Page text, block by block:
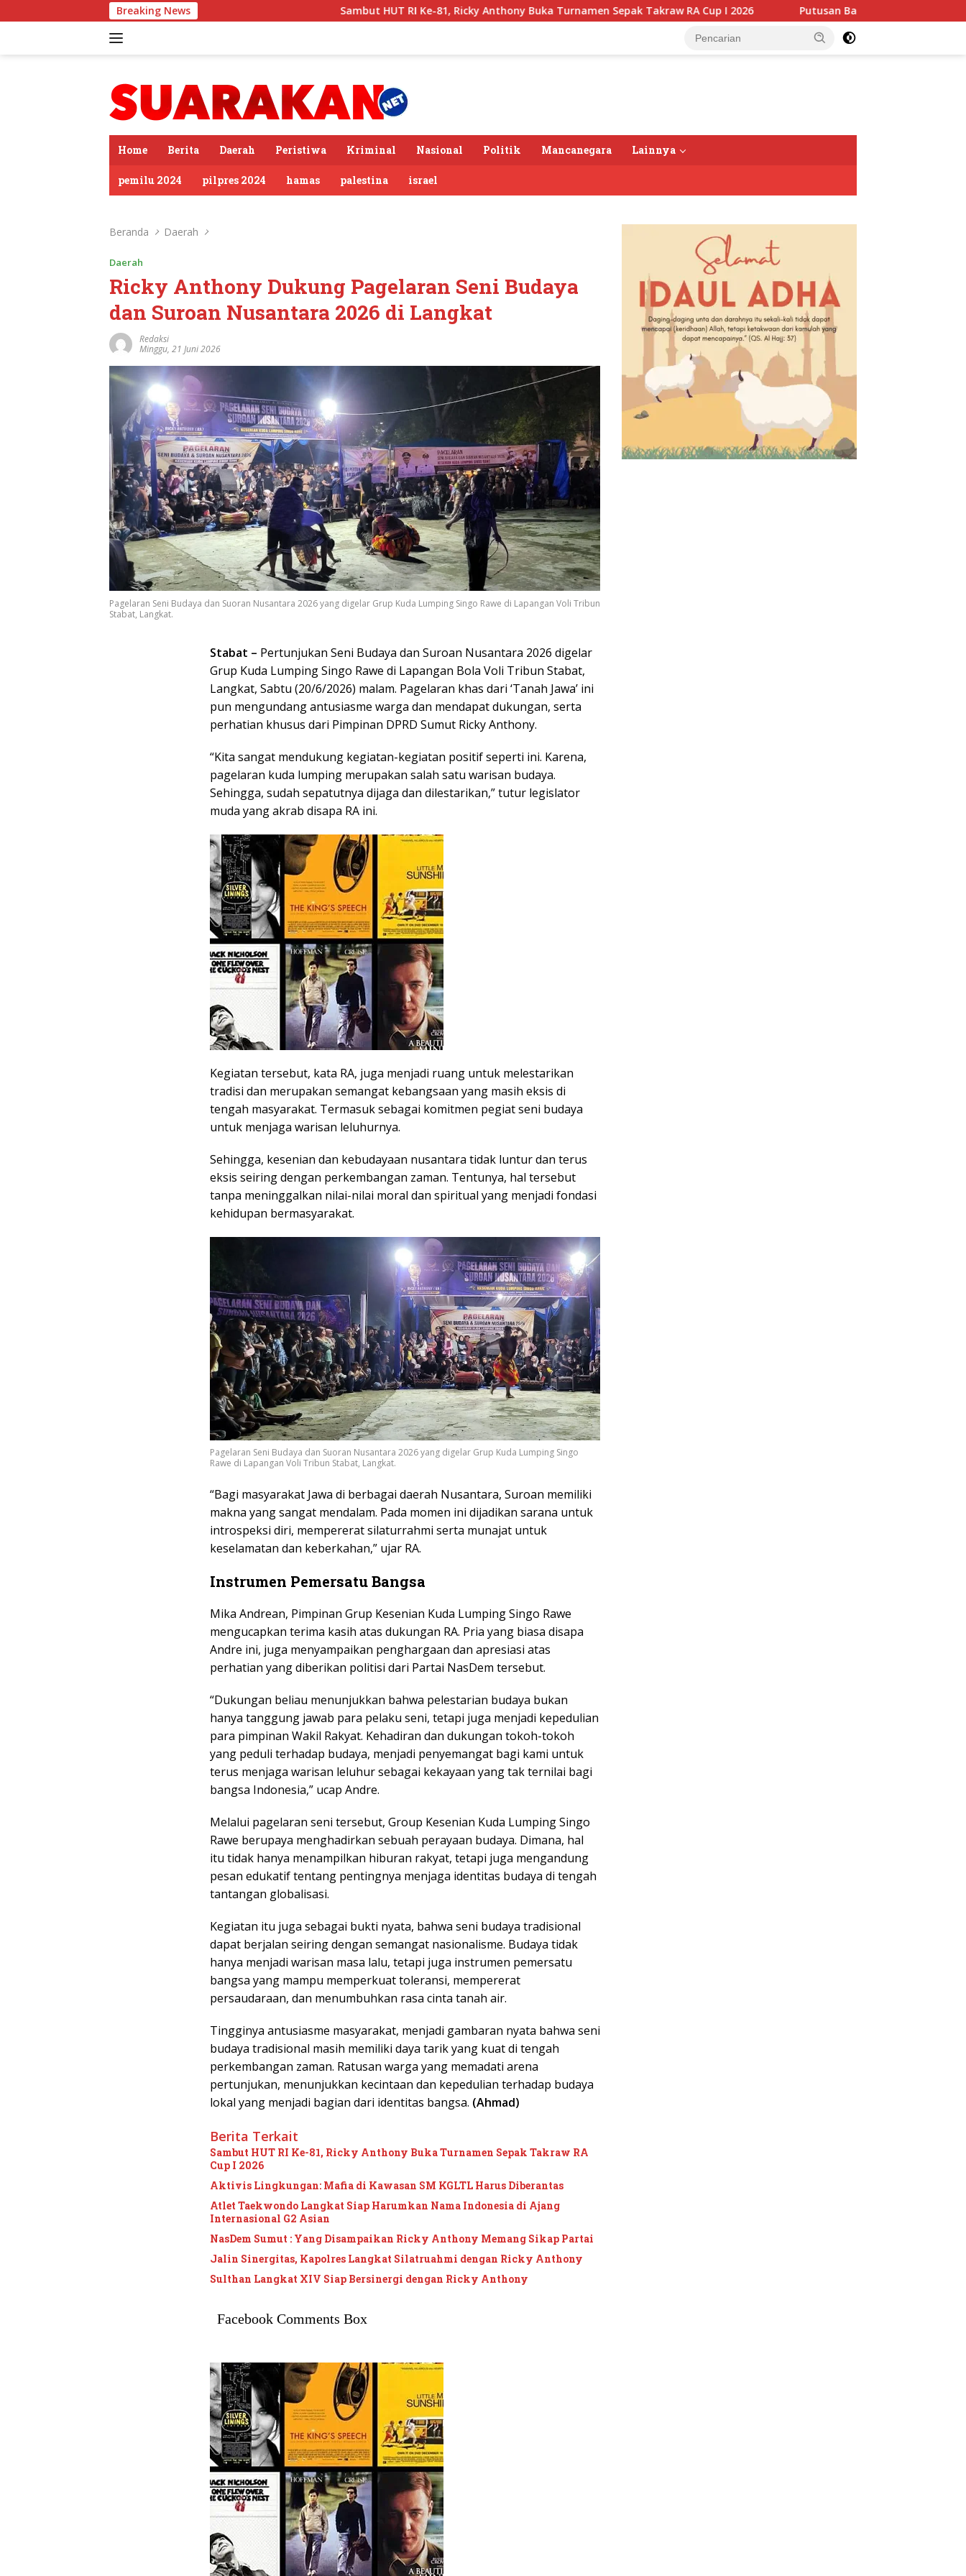
ke
Breaking News Sambut HUT RI Ke-81, Ricky Anthony Buka Turnamen Sepak Takraw RA Cup I 2026 Putusan Banding Kasus PET Tuai Polemik, JAGA
Home Berita Daerah Peristiwa Kriminal Nasional Politik Mancanegara Lainnya
pemilu 2024 pilpres 2024 hamas palestina israel
Beranda Daerah
Daerah
Ricky Anthony Dukung Pagelaran Seni Budaya
dan Suroan Nusantara 2026 di Langkat
Redaksi
Minggu, 21 Juni 2026
Pagelaran Seni Budaya dan Suoran Nusantara 2026 yang digelar Grup Kuda Lumping Singo Rawe di Lapangan Voli Tribun
Stabat, Langkat.
Stabat – Pertunjukan Seni Budaya dan Suroan Nusantara 2026 digelar
Grup Kuda Lumping Singo Rawe di Lapangan Bola Voli Tribun Stabat,
Langkat, Sabtu (20/6/2026) malam. Pagelaran khas dari ‘Tanah Jawa’ ini
pun mengundang antusiasme warga dan mendapat dukungan, serta
perhatian khusus dari Pimpinan DPRD Sumut Ricky Anthony.
“Kita sangat mendukung kegiatan-kegiatan positif seperti ini. Karena,
pagelaran kuda lumping merupakan salah satu warisan budaya.
Sehingga, sudah sepatutnya dijaga dan dilestarikan,” tutur legislator
muda yang akrab disapa RA ini.
Kegiatan tersebut, kata RA, juga menjadi ruang untuk melestarikan
tradisi dan merupakan semangat kebangsaan yang masih eksis di
tengah masyarakat. Termasuk sebagai komitmen pegiat seni budaya
untuk menjaga warisan leluhurnya.
Sehingga, kesenian dan kebudayaan nusantara tidak luntur dan terus
eksis seiring dengan perkembangan zaman. Tentunya, hal tersebut
tanpa meninggalkan nilai-nilai moral dan spiritual yang menjadi fondasi
kehidupan bermasyarakat.
Pagelaran Seni Budaya dan Suoran Nusantara 2026 yang digelar Grup Kuda Lumping Singo
Rawe di Lapangan Voli Tribun Stabat, Langkat.
“Bagi masyarakat Jawa di berbagai daerah Nusantara, Suroan memiliki
makna yang sangat mendalam. Pada momen ini dijadikan sarana untuk
introspeksi diri, mempererat silaturrahmi serta munajat untuk
keselamatan dan keberkahan,” ujar RA.
Instrumen Pemersatu Bangsa
Mika Andrean, Pimpinan Grup Kesenian Kuda Lumping Singo Rawe
mengucapkan terima kasih atas dukungan RA. Pria yang biasa disapa
Andre ini, juga menyampaikan penghargaan dan apresiasi atas
perhatian yang diberikan politisi dari Partai NasDem tersebut.
“Dukungan beliau menunjukkan bahwa pelestarian budaya bukan
hanya tanggung jawab para pelaku seni, tetapi juga menjadi kepedulian
para pimpinan Wakil Rakyat. Kehadiran dan dukungan tokoh-tokoh
yang peduli terhadap budaya, menjadi penyemangat bagi kami untuk
terus menjaga warisan leluhur sebagai kekayaan yang tak ternilai bagi
bangsa Indonesia,” ucap Andre.
Melalui pagelaran seni tersebut, Group Kesenian Kuda Lumping Singo
Rawe berupaya menghadirkan sebuah perayaan budaya. Dimana, hal
itu tidak hanya menampilkan hiburan rakyat, tetapi juga mengandung
pesan edukatif tentang pentingnya menjaga identitas budaya di tengah
tantangan globalisasi.
Kegiatan itu juga sebagai bukti nyata, bahwa seni budaya tradisional
dapat berjalan seiring dengan semangat nasionalisme. Budaya tidak
hanya menjadi warisan masa lalu, tetapi juga instrumen pemersatu
bangsa yang mampu memperkuat toleransi, mempererat
persaudaraan, dan menumbuhkan rasa cinta tanah air.
Tingginya antusiasme masyarakat, menjadi gambaran nyata bahwa seni
budaya tradisional masih memiliki daya tarik yang kuat di tengah
perkembangan zaman. Ratusan warga yang memadati arena
pertunjukan, menunjukkan kecintaan dan kepedulian terhadap budaya
lokal yang menjadi bagian dari identitas bangsa. (Ahmad)
Berita Terkait
Sambut HUT RI Ke-81, Ricky Anthony Buka Turnamen Sepak Takraw RA
Cup I 2026
Aktivis Lingkungan: Mafia di Kawasan SM KGLTL Harus Diberantas
Atlet Taekwondo Langkat Siap Harumkan Nama Indonesia di Ajang
Internasional G2 Asian
NasDem Sumut : Yang Disampaikan Ricky Anthony Memang Sikap Partai
Jalin Sinergitas, Kapolres Langkat Silatruahmi dengan Ricky Anthony
Sulthan Langkat XIV Siap Bersinergi dengan Ricky Anthony
Facebook Comments Box